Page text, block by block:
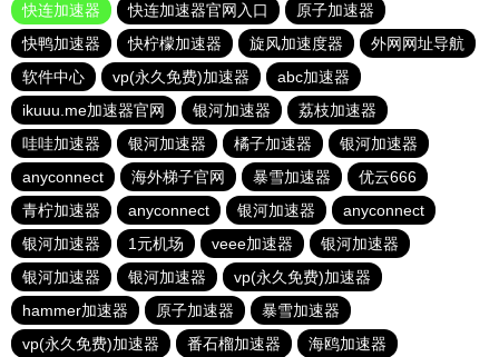
快连加速器
快连加速器官网入口
原子加速器
快鸭加速器
快柠檬加速器 旋风加速度器
外网网址导航
软件中心
vp(永久免费)加速器
abc加速器
ikuuu.me加速器官网
银河加速器
荔枝加速器
哇哇加速器
银河加速器 橘子加速器
银河加速器
anyconnect
海外梯子官网 暴雪加速器
优云666
青柠加速器
anyconnect 银河加速器
anyconnect
银河加速器
1元机场 veee加速器
银河加速器
银河加速器
银河加速器
vp(永久免费)加速器
hammer加速器
原子加速器
暴雪加速器
vp(永久免费)加速器
番石榴加速器 海鸥加速器